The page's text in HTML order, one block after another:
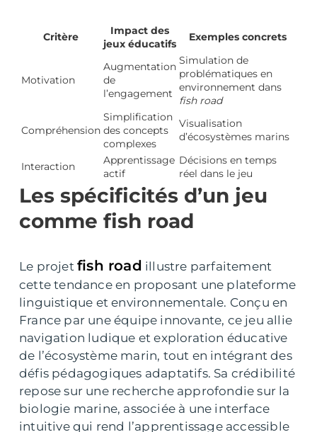
Critère
Impact des
jeux éducatifs
Exemples concrets
Motivation
Augmentation
de
l’engagement
Simulation de
problématiques en
environnement dans
fish road
Compréhension
Simplification
des concepts
complexes
Visualisation
d’écosystèmes marins
Interaction
Apprentissage
actif
Décisions en temps
réel dans le jeu
Les spécificités d’un jeu
comme fish road
Le projet fish road illustre parfaitement
cette tendance en proposant une plateforme
linguistique et environnementale. Conçu en
France par une équipe innovante, ce jeu allie
navigation ludique et exploration éducative
de l’écosystème marin, tout en intégrant des
défis pédagogiques adaptatifs. Sa crédibilité
repose sur une recherche approfondie sur la
biologie marine, associée à une interface
intuitive qui rend l’apprentissage accessible